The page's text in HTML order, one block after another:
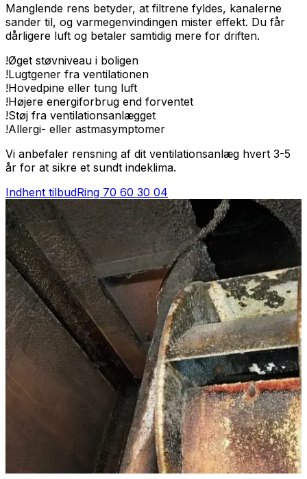
Manglende rens betyder, at filtrene fyldes, kanalerne
sander til, og varmegenvindingen mister effekt. Du får
dårligere luft og betaler samtidig mere for driften.
!Øget støvniveau i boligen
!Lugtgener fra ventilationen
!Hovedpine eller tung luft
!Højere energiforbrug end forventet
!Støj fra ventilationsanlægget
!Allergi- eller astmasymptomer
Vi anbefaler rensning af dit ventilationsanlæg hvert 3-5
år for at sikre et sundt indeklima.
Indhent tilbudRing 70 60 30 04